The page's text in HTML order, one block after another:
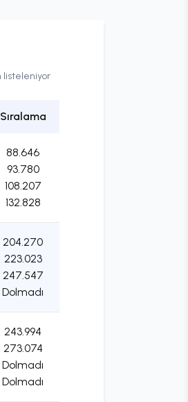
listeleniyor
Sıralama
88.646
93.780
108.207
132.828
204.270
223.023
247.547
Dolmadı
243.994
273.074
Dolmadı
Dolmadı